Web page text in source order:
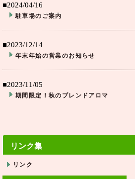
■2024/04/16
駐車場のご案内
■2023/12/14
年末年始の営業のお知らせ
■2023/11/05
期間限定！秋のブレンドアロマ
リンク集
リンク